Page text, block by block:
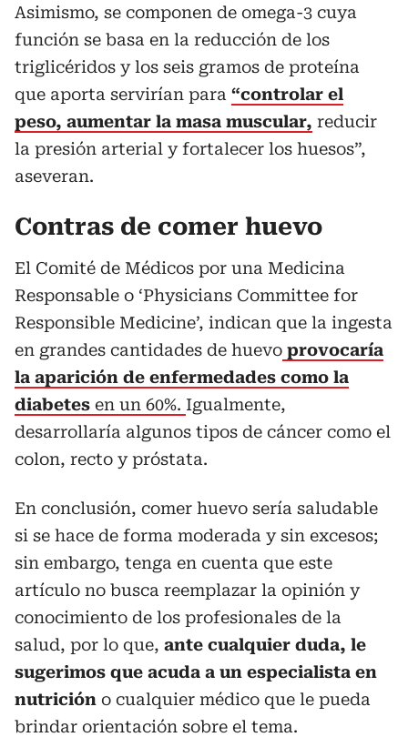
Asimismo, se componen de omega-3 cuya
función se basa en la reducción de los
triglicéridos y los seis gramos de proteína
que aporta servirían para “controlar el
peso, aumentar la masa muscular, reducir
la presión arterial y fortalecer los huesos”,
aseveran.
Contras de comer huevo
El Comité de Médicos por una Medicina
Responsable o ‘Physicians Committee for
Responsible Medicine’, indican que la ingesta
en grandes cantidades de huevo provocaría
la aparición de enfermedades como la
diabetes en un 60%. Igualmente,
desarrollaría algunos tipos de cáncer como el
colon, recto y próstata.
En conclusión, comer huevo sería saludable
si se hace de forma moderada y sin excesos;
sin embargo, tenga en cuenta que este
artículo no busca reemplazar la opinión y
conocimiento de los profesionales de la
salud, por lo que, ante cualquier duda, le
sugerimos que acuda a un especialista en
nutrición o cualquier médico que le pueda
brindar orientación sobre el tema.